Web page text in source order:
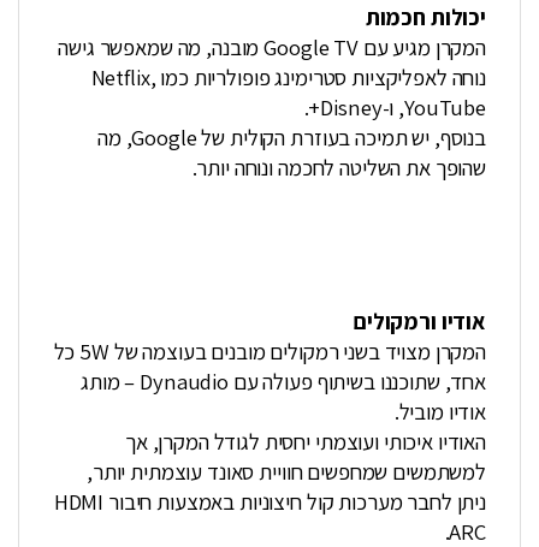
יכולות חכמות
המקרן מגיע עם Google TV מובנה, מה שמאפשר גישה
נוחה לאפליקציות סטרימינג פופולריות כמו Netflix,
YouTube, ו-Disney+.
בנוסף, יש תמיכה בעוזרת הקולית של Google, מה
שהופך את השליטה לחכמה ונוחה יותר.
אודיו ורמקולים
המקרן מצויד בשני רמקולים מובנים בעוצמה של 5W כל
אחד, שתוכננו בשיתוף פעולה עם Dynaudio – מותג
אודיו מוביל.
האודיו איכותי ועוצמתי יחסית לגודל המקרן, אך
למשתמשים שמחפשים חוויית סאונד עוצמתית יותר,
ניתן לחבר מערכות קול חיצוניות באמצעות חיבור HDMI
ARC.